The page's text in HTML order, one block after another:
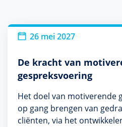
26 mei 2027
De kracht van
gespreksvoering
Het doel van motiverende
op gang brengen van
cliënten, via het